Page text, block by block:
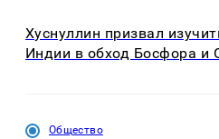
Хуснуллин призвал
Индии в обход Босфора и
Общество